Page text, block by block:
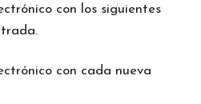
con los siguientes
con cada nueva